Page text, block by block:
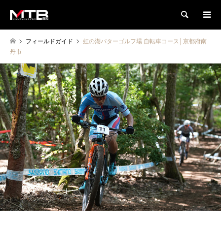
検索
フィールドガイド
虹の湖パターゴルフ場 自転車コース│京都府南
丹市